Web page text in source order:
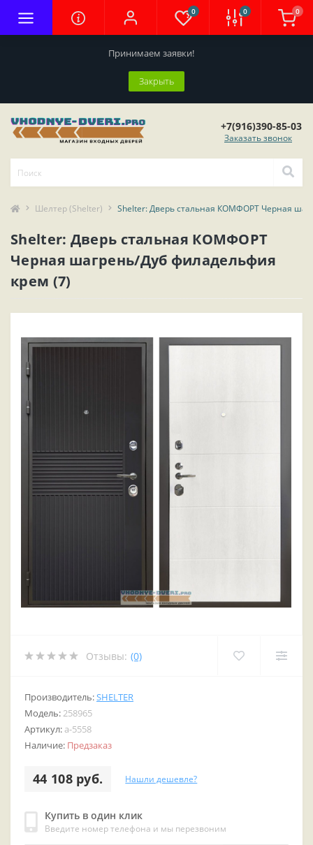
Принимаем заявки!
Закрыть
0 0 0
+7(916)390-85-03
Заказать звонок
Шелтер (Shelter) Shelter: Дверь стальная КОМФОРТ Черная
Shelter: Дверь стальная КОМФОРТ
Черная шагрень/Дуб филадельфия
крем (7)
Отзывы: (0)
Производитель:SHELTER
Модель:258965
Артикул: a-5558
Наличие: Предзаказ
44 108 руб. Нашли дешевле?
Купить в один клик
Введите номер телефона и мы перезвоним